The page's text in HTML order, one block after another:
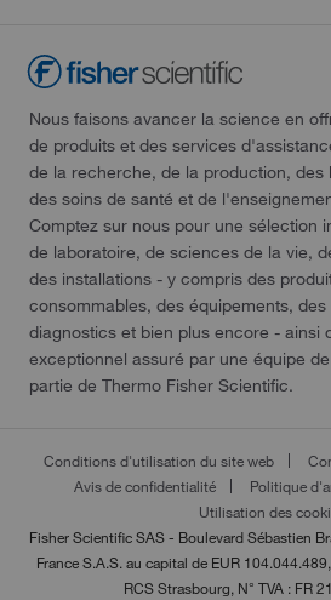
Nous faisons avancer la science en
de produits et des services
de la recherche, de la production, des
des soins de santé et de
Comptez sur nous pour une sélection
de laboratoire, de sciences de la vie,
des installations - y compris des
consommables, des équipements,
diagnostics et bien plus encore - ainsi
exceptionnel assuré par une équipe
partie de Thermo Fisher Scientific.
Conditions d'utilisation du site web
Avis de confidentialité
Politique
Utilisation des
Fisher Scientific SAS - Boulevard Sébastien
FranceS.A.S. au capital de EUR
RCS Strasbourg, N° TVA : FR